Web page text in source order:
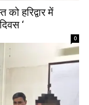
हरिद्वार में
‘
0